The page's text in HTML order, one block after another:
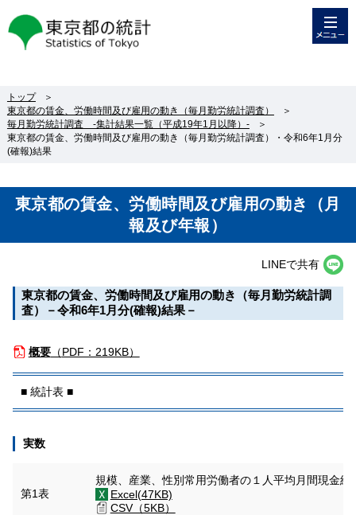
東京都の統計
トップ
＞
東京都の賃金、労働時間及び雇用の動き（毎月勤労統計調査）
＞
毎月勤労統計調査 -集計結果一覧（平成19年1月以降）-
＞
東京都の賃金、労働時間及び雇用の動き（毎月勤労統計調査）・令和6年1月分
(確報)結果
東京都の賃金、労働時間及び雇用の動き（月
報及び年報）
LINEで共有
東京都の賃金、労働時間及び雇用の動き（毎月勤労統計調
査）－令和6年1月分(確報)結果－
概要（PDF：219KB）
■ 統計表 ■
実数
第1表
規模、産業、性別常用労働者の１人平均月間現金
Excel(47KB)
CSV（5KB）